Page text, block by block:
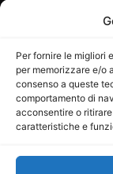
Per fornire le migliori
per memorizzare e/o
consenso a queste
comportamento di
acconsentire o
caratteristiche e